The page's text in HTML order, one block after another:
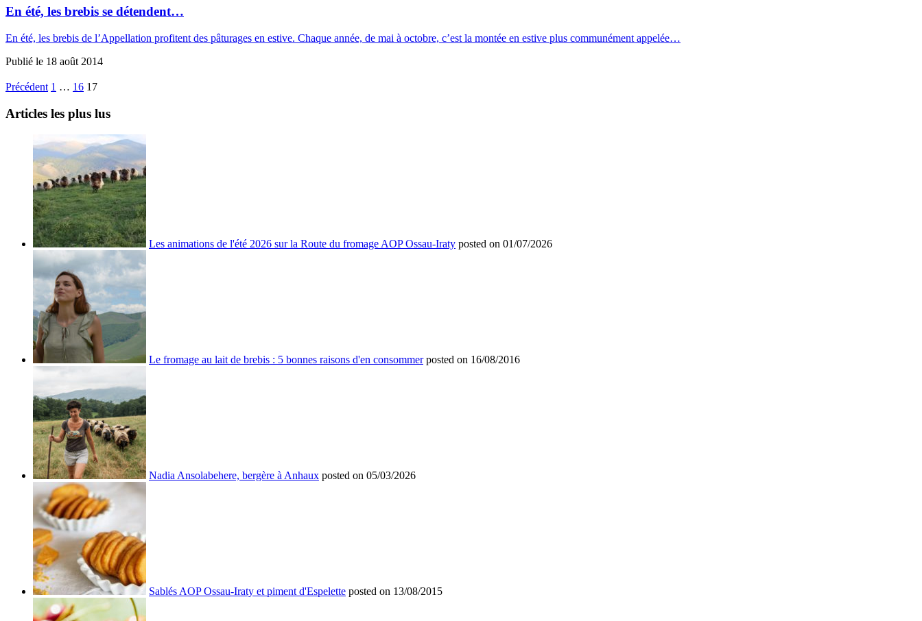
En été, les brebis se détendent…
En été, les brebis de l’Appellation profitent des pâturages en estive. Chaque année, de mai à octobre, c’est la montée en estive plus communément appelée…
Publié le 18 août 2014
Précédent 1 … 16 17
Articles les plus lus
Les animations de l'été 2026 sur la Route du fromage AOP Ossau-Iraty posted on 01/07/2026
Le fromage au lait de brebis : 5 bonnes raisons d'en consommer posted on 16/08/2016
Nadia Ansolabehere, bergère à Anhaux posted on 05/03/2026
Sablés AOP Ossau-Iraty et piment d'Espelette posted on 13/08/2015